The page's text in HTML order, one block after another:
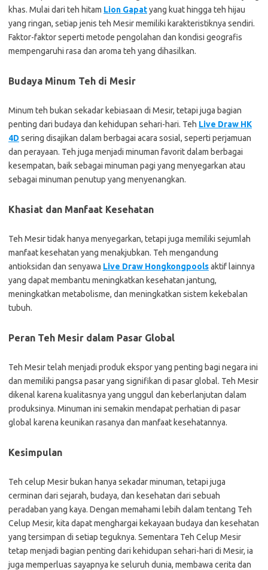
khas. Mulai dari teh hitam Lion Gapatyang kuat hingga teh hijau
yang ringan, setiap jenis teh Mesir memiliki karakteristiknya sendiri.
Faktor-faktor seperti metode pengolahan dan kondisi geografis
mempengaruhi rasa dan aroma teh yang dihasilkan.
Budaya Minum Teh di Mesir
Minum teh bukan sekadar kebiasaan di Mesir, tetapi juga bagian
penting dari budaya dan kehidupan sehari-hari. Teh Live Draw HK
4D sering disajikan dalam berbagai acara sosial, seperti perjamuan
dan perayaan. Teh juga menjadi minuman favorit dalam berbagai
kesempatan, baik sebagai minuman pagi yang menyegarkan atau
sebagai minuman penutup yang menyenangkan.
Khasiat dan Manfaat Kesehatan
Teh Mesir tidak hanya menyegarkan, tetapi juga memiliki sejumlah
manfaat kesehatan yang menakjubkan. Teh mengandung
antioksidan dan senyawa Live Draw Hongkongpoolsaktif lainnya
yang dapat membantu meningkatkan kesehatan jantung,
meningkatkan metabolisme, dan meningkatkan sistem kekebalan
tubuh.
Peran Teh Mesir dalam Pasar Global
Teh Mesir telah menjadi produk ekspor yang penting bagi negara ini
dan memiliki pangsa pasar yang signifikan di pasar global. Teh Mesir
dikenal karena kualitasnya yang unggul dan keberlanjutan dalam
produksinya. Minuman ini semakin mendapat perhatian di pasar
global karena keunikan rasanya dan manfaat kesehatannya.
Kesimpulan
Teh celup Mesir bukan hanya sekadar minuman, tetapi juga
cerminan dari sejarah, budaya, dan kesehatan dari sebuah
peradaban yang kaya. Dengan memahami lebih dalam tentang Teh
Celup Mesir, kita dapat menghargai kekayaan budaya dan kesehatan
yang tersimpan di setiap teguknya. Sementara Teh Celup Mesir
tetap menjadi bagian penting dari kehidupan sehari-hari di Mesir, ia
juga memperluas sayapnya ke seluruh dunia, membawa cerita dan